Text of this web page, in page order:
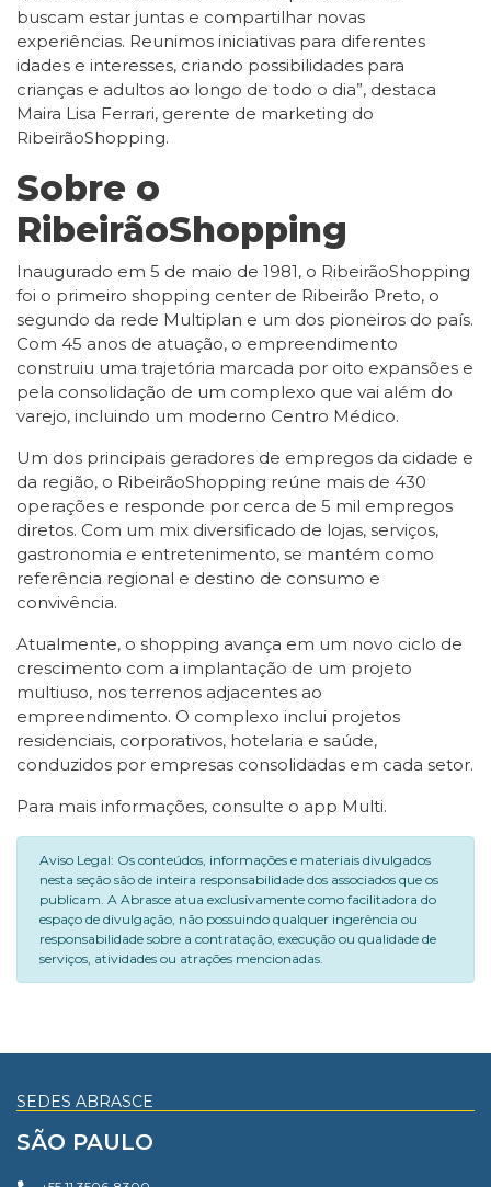
buscam estar juntas e compartilhar novas
experiências. Reunimos iniciativas para diferentes
idades e interesses, criando possibilidades para
crianças e adultos ao longo de todo o dia”, destaca
Maira Lisa Ferrari, gerente de marketing do
RibeirãoShopping.
Sobre o
RibeirãoShopping
Inaugurado em 5 de maio de 1981, o RibeirãoShopping
foi o primeiro shopping center de Ribeirão Preto, o
segundo da rede Multiplan e um dos pioneiros do país.
Com 45 anos de atuação, o empreendimento
construiu uma trajetória marcada por oito expansões e
pela consolidação de um complexo que vai além do
varejo, incluindo um moderno Centro Médico.
Um dos principais geradores de empregos da cidade e
da região, o RibeirãoShopping reúne mais de 430
operações e responde por cerca de 5 mil empregos
diretos. Com um mix diversificado de lojas, serviços,
gastronomia e entretenimento, se mantém como
referência regional e destino de consumo e
convivência.
Atualmente, o shopping avança em um novo ciclo de
crescimento com a implantação de um projeto
multiuso, nos terrenos adjacentes ao
empreendimento. O complexo inclui projetos
residenciais, corporativos, hotelaria e saúde,
conduzidos por empresas consolidadas em cada setor.
Para mais informações, consulte o app Multi.
Aviso Legal: Os conteúdos, informações e materiais divulgados
nesta seção são de inteira responsabilidade dos associados que os
publicam. A Abrasce atua exclusivamente como facilitadora do
espaço de divulgação, não possuindo qualquer ingerência ou
responsabilidade sobre a contratação, execução ou qualidade de
serviços, atividades ou atrações mencionadas.
SEDES ABRASCE
SÃO PAULO